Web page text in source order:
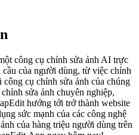
công cụ chỉnh sửa ảnh AI trực
của người dùng, từ việc chỉnh
cụ chỉnh sửa ảnh của chúng
sửa ảnh chuyên nghiệp,
hướng tới trở thành website
sức mạnh của các công nghệ
của hàng triệu người dùng trên